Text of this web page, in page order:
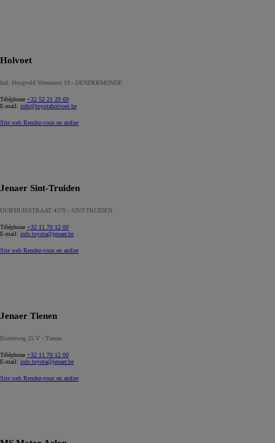
Holvoet
Ind. Hoogveld Vriesenrot 19 - DENDERMONDE
Téléphone +32 52 21 20 69
E-mail: info@toyotaholvoet.be
Site web Rendez-vous en atelier
Jenaer Sint-Truiden
DUIFHUISSTRAAT 4370 - SINT-TRUIDEN
Téléphone +32 11 70 12 00
E-mail: info.toyota@jenaer.be
Site web Rendez-vous en atelier
Jenaer Tienen
Bietenweg 25 V - Tienen
Téléphone +32 11 70 12 00
E-mail: info.toyota@jenaer.be
Site web Rendez-vous en atelier